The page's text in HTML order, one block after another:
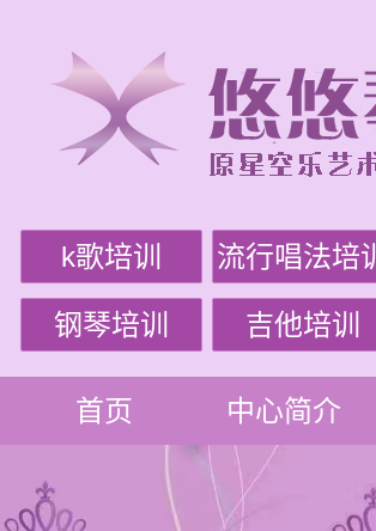
k歌培训 流行唱法培训
钢琴培训 吉他培训
首页 中心简介